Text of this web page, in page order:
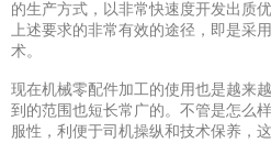
的生产方式，以非常快速度开发出质
上述要求的非常有效的途径，即是采
术。
现在机械零配件加工的使用也是越来
到的范围也短长常广的。不管是怎么
服性，利便于司机操纵和技术保养，